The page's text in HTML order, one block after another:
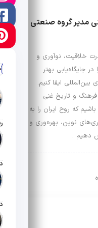
مدیر گروه صنعتی
خلاقیت، نوآوری و
جایگاه‌یابی بهتر
ایفا کنیم.
فرهنگ و تاریخ غنی
که روح ایران را به
نوین، بهره‌وری و
دهیم .